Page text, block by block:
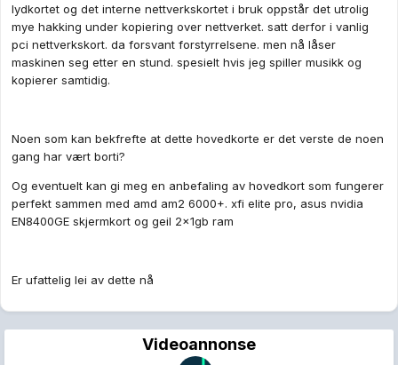
lydkortet og det interne nettverkskortet i bruk oppstår det utrolig
mye hakking under kopiering over nettverket. satt derfor i vanlig
pci nettverkskort. da forsvant forstyrrelsene. men nå låser
maskinen seg etter en stund. spesielt hvis jeg spiller musikk og
kopierer samtidig.
Noen som kan bekfrefte at dette hovedkorte er det verste de noen
gang har vært borti?
Og eventuelt kan gi meg en anbefaling av hovedkort som fungerer
perfekt sammen med amd am2 6000+. xfi elite pro, asus nvidia
EN8400GE skjermkort og geil 2x1gb ram
Er ufattelig lei av dette nå
Videoannonse